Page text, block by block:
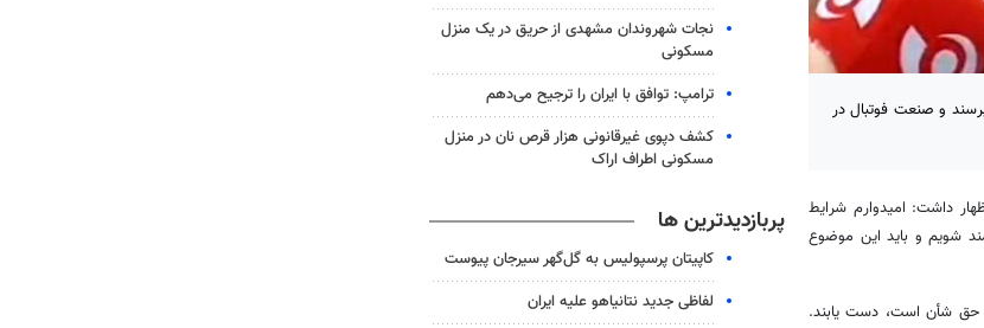
و صنعت فوتبال در
داشت: امیدوارم شرایط
شویم و باید این موضوع
حق شأن است، دست یابند.
نجات شهروندان مشهدی از حریق در یک منزل
مسکونی
ترامپ: توافق با ایران را ترجیح می‌دهم
کشف دپوی غیرقانونی هزار قرص نان در منزل
مسکونی اطراف اراک
پربازدیدترین ها
کاپیتان پرسپولیس به گل‌گهر سیرجان پیوست
لفاظی جدید نتانیاهو علیه ایران